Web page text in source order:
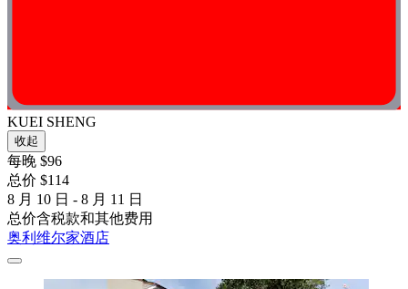
KUEI SHENG
收起
每晚 $96
总价 $114
8 月 10 日 - 8 月 11 日
总价含税款和其他费用
奥利维尔家酒店